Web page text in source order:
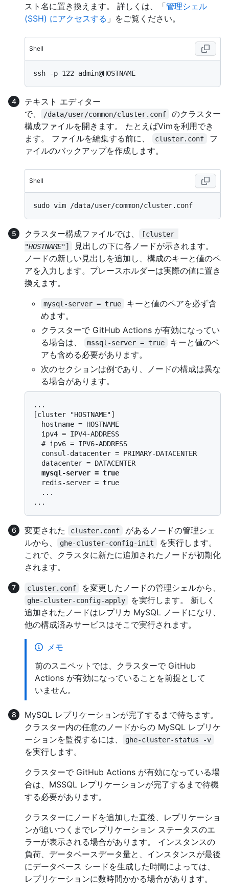
スト名に置き換えます。 詳しくは、「管理シェル
(SSH) にアクセスする 」をご覧ください。
Shell
テキスト エディター
で、
/data/user/common/cluster.conf
のクラスター
構成ファイルを開きます。 たとえばVimを利用でき
ます。 ファイルを編集する前に、
cluster.conf
フ
ァイルのバックアップを作成します。
Shell
クラスター構成ファイルでは、
[cluster
"HOSTNAME"]
見出しの下に各ノードが示されます。
ノードの新しい見出しを追加し、構成のキーと値のペ
アを入力します。プレースホルダーは実際の値に置き
換えます。
mysql-server = true
キーと値のペアを必ず含
めます。
クラスターで GitHub Actions が有効になってい
る場合は、
mssql-server = true
キーと値のペ
アも含める必要があります。
次のセクションは例であり、ノードの構成は異な
る場合があります。
...
[cluster "HOSTNAME"]
  hostname = HOSTNAME
  ipv4 = IPV4-ADDRESS
  # ipv6 = IPV6-ADDRESS
  consul-datacenter = PRIMARY-DATACENTER
  datacenter = DATACENTER
mysql-server = true
  redis-server = true
  ...
変更された cluster.conf
があるノードの管理シェ
ルから、
ghe-cluster-config-init
を実行します。
これで、クラスタに新たに追加されたノードが初期化
されます。
cluster.conf を変更したノードの管理シェルから、
ghe-cluster-config-apply
を実行します。 新しく
追加されたノードはレプリカ MySQL ノードになり、
他の構成済みサービスはそこで実行されます。
メモ
前のスニペットでは、クラスターで GitHub
Actions が有効になっていることを前提として
いません。
MySQL レプリケーションが完了するまで待ちます。
クラスター内の任意のノードからの MySQL レプリケ
ーションを監視するには、
ghe-cluster-status -v
を実行します。
クラスターで GitHub Actions が有効になっている場
合は、MSSQL レプリケーションが完了するまで待機
する必要があります。
クラスターにノードを追加した直後、レプリケーショ
ンが追いつくまでレプリケーション ステータスのエ
ラーが表示される場合があります。 インスタンスの
負荷、データベースデータ量と、インスタンスが最後
にデータベース シードを生成した時間によっては、
レプリケーションに数時間かかる場合があります。